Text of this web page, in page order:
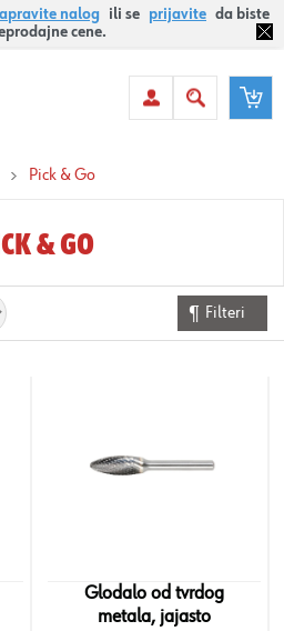
nalog ili se prijavite da biste
cene.
Pick & Go
& GO
Filteri
Glodalo od tvrdog
metala, jajasto